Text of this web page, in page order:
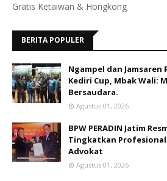
Gratis Ketaiwan & Hongkong
BERITA POPULER
Ngampel dan Jamsaren
Kediri Cup, Mbak Wali:
Bersaudara.
Agustus 01, 2026
BPW PERADIN Jatim
Tingkatkan
Advokat
Agustus 01, 2026